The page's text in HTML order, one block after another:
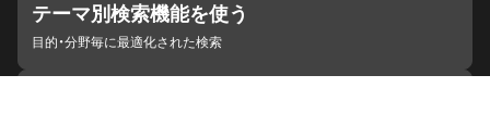
テーマ別検索機能を使う
目的・分野毎に最適化された検索